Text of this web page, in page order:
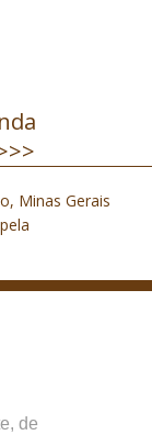
de
Minas Gerais